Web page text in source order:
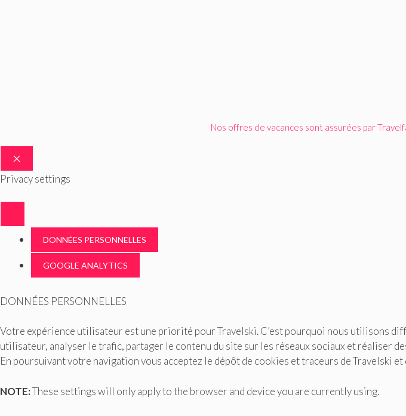
Nos offres de vacances sont assurées par
FERMER
Privacy settings
DONNÉES PERSONNELLES
GOOGLE ANALYTICS
DONNÉES PERSONNELLES
Votre expérience utilisateur est une priorité pour Travelski. C’est pourquoi nous utilisons
utilisateur, analyser le trafic, partager le contenu du site sur les réseaux sociaux et réaliser
En poursuivant votre navigation vous acceptez le dépôt de cookies et traceurs de Travelski
NOTE:These settings will only apply to the browser and device you are currently using.